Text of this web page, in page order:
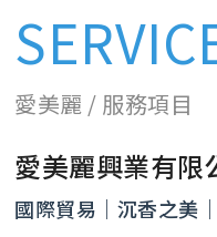
愛美麗 / 服務項目
愛美麗興業有限
國際貿易｜沉香之美